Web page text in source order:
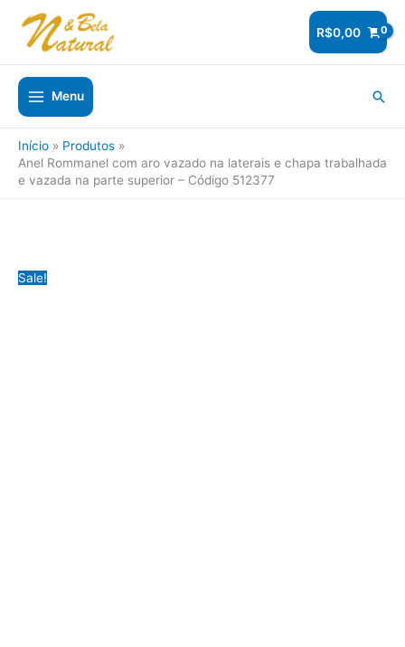
para
conteúdo
R$0,00
Menu
Início
Produtos
Anel Rommanel com aro vazado na laterais e chapa trabalhada
e vazada na parte superior – Código 512377
Sale!